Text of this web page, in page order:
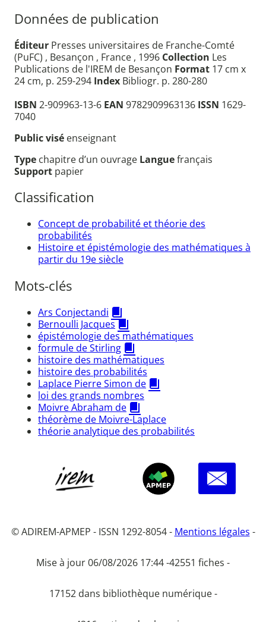
Données de publication
Éditeur Presses universitaires de Franche-Comté
(PuFC) , Besançon , France , 1996 Collection Les
Publications de l'IREM de Besançon Format 17 cm x
24 cm, p. 259-294 Index Bibliogr. p. 280-280
ISBN 2-909963-13-6 EAN 9782909963136 ISSN 1629-
7040
Public visé enseignant
Type chapitre d’un ouvrage Languefrançais
Support papier
Classification
Concept de probabilité et théorie des
probabilités
Histoire et épistémologie des mathématiques à
partir du 19e siècle
Mots-clés
Ars Conjectandi
Bernoulli Jacques
épistémologie des mathématiques
formule de Stirling
histoire des mathématiques
histoire des probabilités
Laplace Pierre Simon de
loi des grands nombres
Moivre Abraham de
théorème de Moivre-Laplace
théorie analytique des probabilités
© ADIREM-APMEP - ISSN 1292-8054 - Mentions légales -
Mise à jour 06/08/2026 17:44 -42551 fiches -
17152 dans bibliothèque numérique -